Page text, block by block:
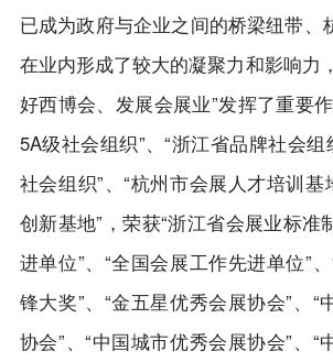
已成为政府与企业之间的桥梁纽带、
在业内形成了较大的凝聚力和影响力
好西博会、发展会展业”发挥了重要
5A级社会组织”、“浙江省品牌社会组
社会组织”、“杭州市会展人才培训基
创新基地”，荣获“浙江省会展业标准
进单位”、“全国会展工作先进单位”
锋大奖”、“金五星优秀会展协会”、“
协会”、“中国城市优秀会展协会”、“